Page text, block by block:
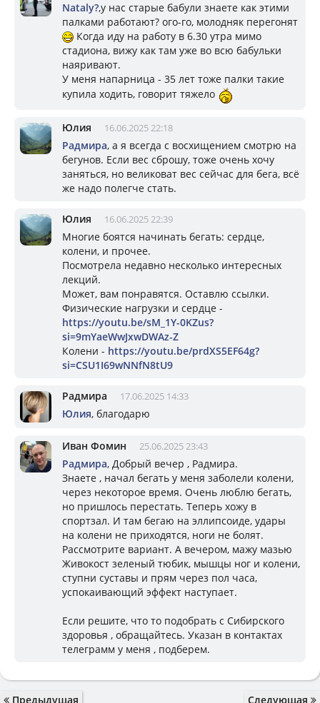
Nataly?,у нас старые бабули знаете как этими
палками работают? ого-го, молодняк перегонят
Когда иду на работу в 6.30 утра мимо
стадиона, вижу как там уже во всю бабульки
наяривают.
У меня напарница - 35 лет тоже палки такие
купила ходить, говорит тяжело
Юлия 16.06.2025 22:18
Радмира, а я всегда с восхищением смотрю на
бегунов. Если вес сброшу, тоже очень хочу
заняться, но великоват вес сейчас для бега, всё
же надо полегче стать.
Юлия 16.06.2025 22:39
Многие боятся начинать бегать: сердце,
колени, и прочее.
Посмотрела недавно несколько интересных
лекций.
Может, вам понравятся. Оставлю ссылки.
Физические нагрузки и сердце -
https://youtu.be/sM_1Y-0KZus?
si=9mYaeWwJxwDWAz-Z
Колени - https://youtu.be/prdXS5EF64g?
si=CSU1I69wNNfN8tU9
Радмира 17.06.2025 14:33
Юлия, благодарю
Иван Фомин 25.06.2025 23:43
Радмира, Добрый вечер , Радмира.
Знаете , начал бегать у меня заболели колени,
через некоторое время. Очень люблю бегать,
но пришлось перестать. Теперь хожу в
спортзал. И там бегаю на эллипсоиде, удары
на колени не приходятся, ноги не болят.
Рассмотрите вариант. А вечером, мажу мазью
Живокост зеленый тюбик, мышцы ног и колени,
ступни суставы и прям через пол часа,
успокаивающий эффект наступает.
Если решите, что то подобрать с Сибирского
здоровья , обращайтесь. Указан в контактах
телеграмм у меня , подберем.
Предыдущая Следующая